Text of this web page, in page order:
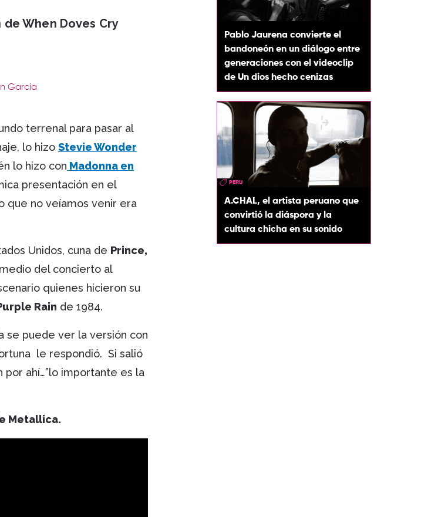
When Doves Cry
García
terrenal para pasar al
lo hizo Stevie Wonder
lo hizo con Madonna en
presentación en el
que no veíamos venir era
Unidos, cuna de Prince,
del concierto al
quienes hicieron su
Rain de 1984.
se puede ver la versión con
le respondió. Si salió
ahí…”lo importante es la
Metallica.
Pablo Jaurena convierte el
bandoneón en un diálogo entre
generaciones con el videoclip
de Un dios hecho cenizas
PERU
A.CHAL, el artista peruano que
convirtió la diáspora y la
cultura chicha en su sonido